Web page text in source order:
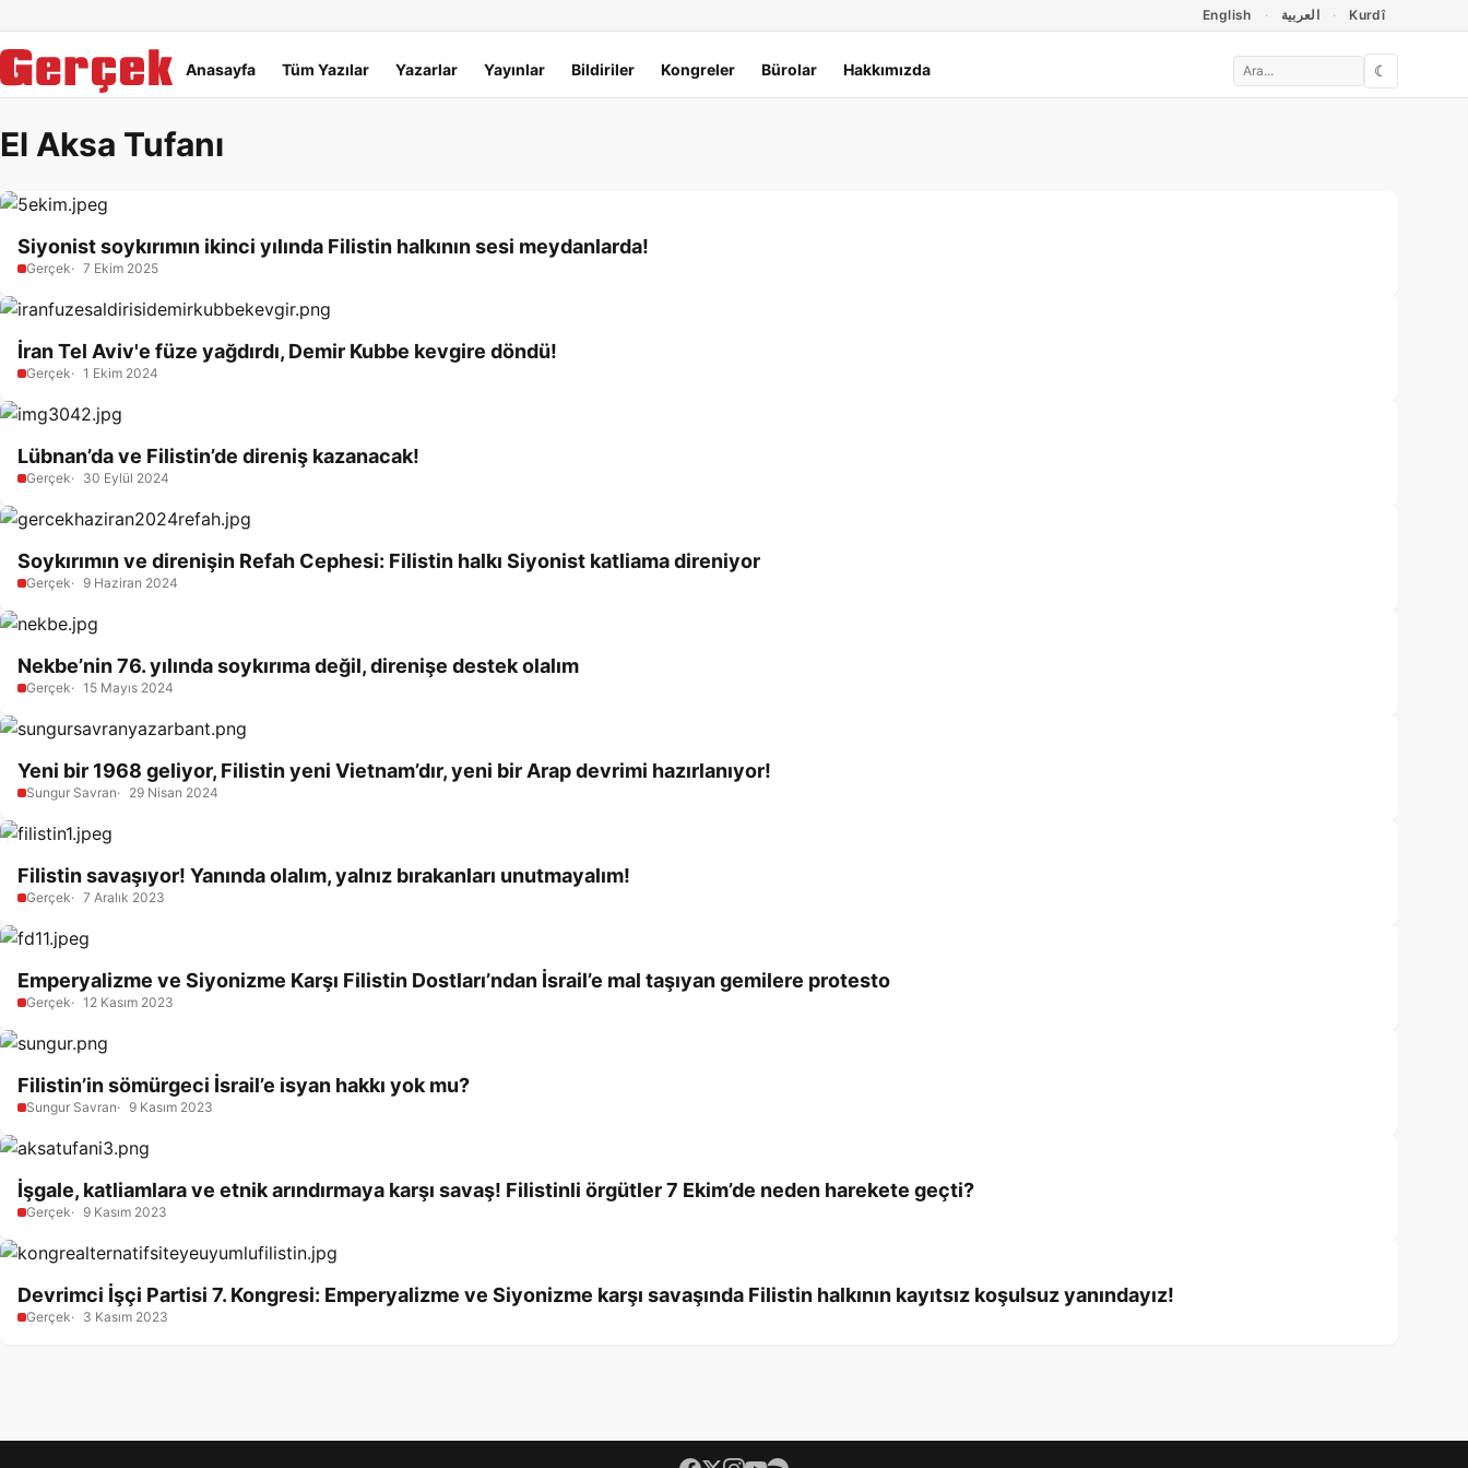
English العربية Kurdî
Ana menü
Anasayfa Tüm Yazılar Yazarlar Yayınlar Bildiriler Kongreler Bürolar Hakkımızda ☾
El Aksa Tufanı
Siyonist soykırımın ikinci yılında Filistin halkının sesi meydanlarda!
Gerçek 7 Ekim 2025
İran Tel Aviv'e füze yağdırdı, Demir Kubbe kevgire döndü!
Gerçek 1 Ekim 2024
Lübnan’da ve Filistin’de direniş kazanacak!
Gerçek 30 Eylül 2024
Soykırımın ve direnişin Refah Cephesi: Filistin halkı Siyonist katliama direniyor
Gerçek 9 Haziran 2024
Nekbe’nin 76. yılında soykırıma değil, direnişe destek olalım
Gerçek 15 Mayıs 2024
Yeni bir 1968 geliyor, Filistin yeni Vietnam’dır, yeni bir Arap devrimi hazırlanıyor!
Sungur Savran 29 Nisan 2024
Filistin savaşıyor! Yanında olalım, yalnız bırakanları unutmayalım!
Gerçek 7 Aralık 2023
Emperyalizme ve Siyonizme Karşı Filistin Dostları’ndan İsrail’e mal taşıyan gemilere protesto
Gerçek 12 Kasım 2023
Filistin’in sömürgeci İsrail’e isyan hakkı yok mu?
Sungur Savran 9 Kasım 2023
İşgale, katliamlara ve etnik arındırmaya karşı savaş! Filistinli örgütler 7 Ekim’de neden harekete geçti?
Gerçek 9 Kasım 2023
Devrimci İşçi Partisi 7. Kongresi: Emperyalizme ve Siyonizme karşı savaşında Filistin halkının kayıtsız koşulsuz yanındayız!
Gerçek 3 Kasım 2023